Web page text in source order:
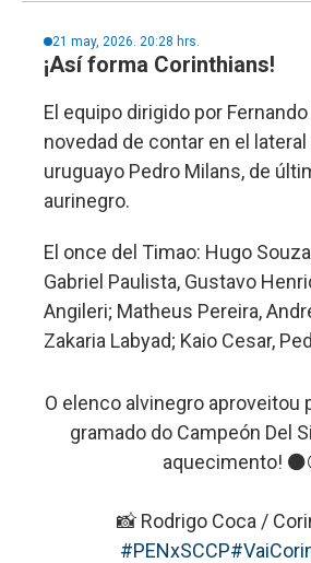
21 may, 2026. 20:28 hrs.
¡Así forma Corinthians!
El equipo dirigido por
novedad de contar en el
uruguayo Pedro Milans, de
aurinegro.
El once del Timao: Hugo
Gabriel Paulista, Gustavo
Angileri; Matheus Pereira,
Zakaria Labyad; Kaio Cesar,
O elenco alvinegro aproveitou
gramado do Campeón Del
aquecimento!
📸 Rodrigo Coca /
#PENxSCCP